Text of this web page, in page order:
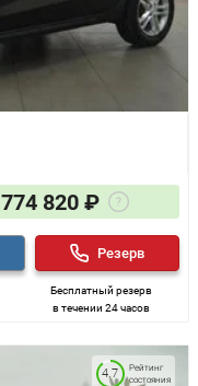
774 820 ₽
Бесплатный резерв
в течении 24 часов
Резерв
Рейтинг
состояния
4.7